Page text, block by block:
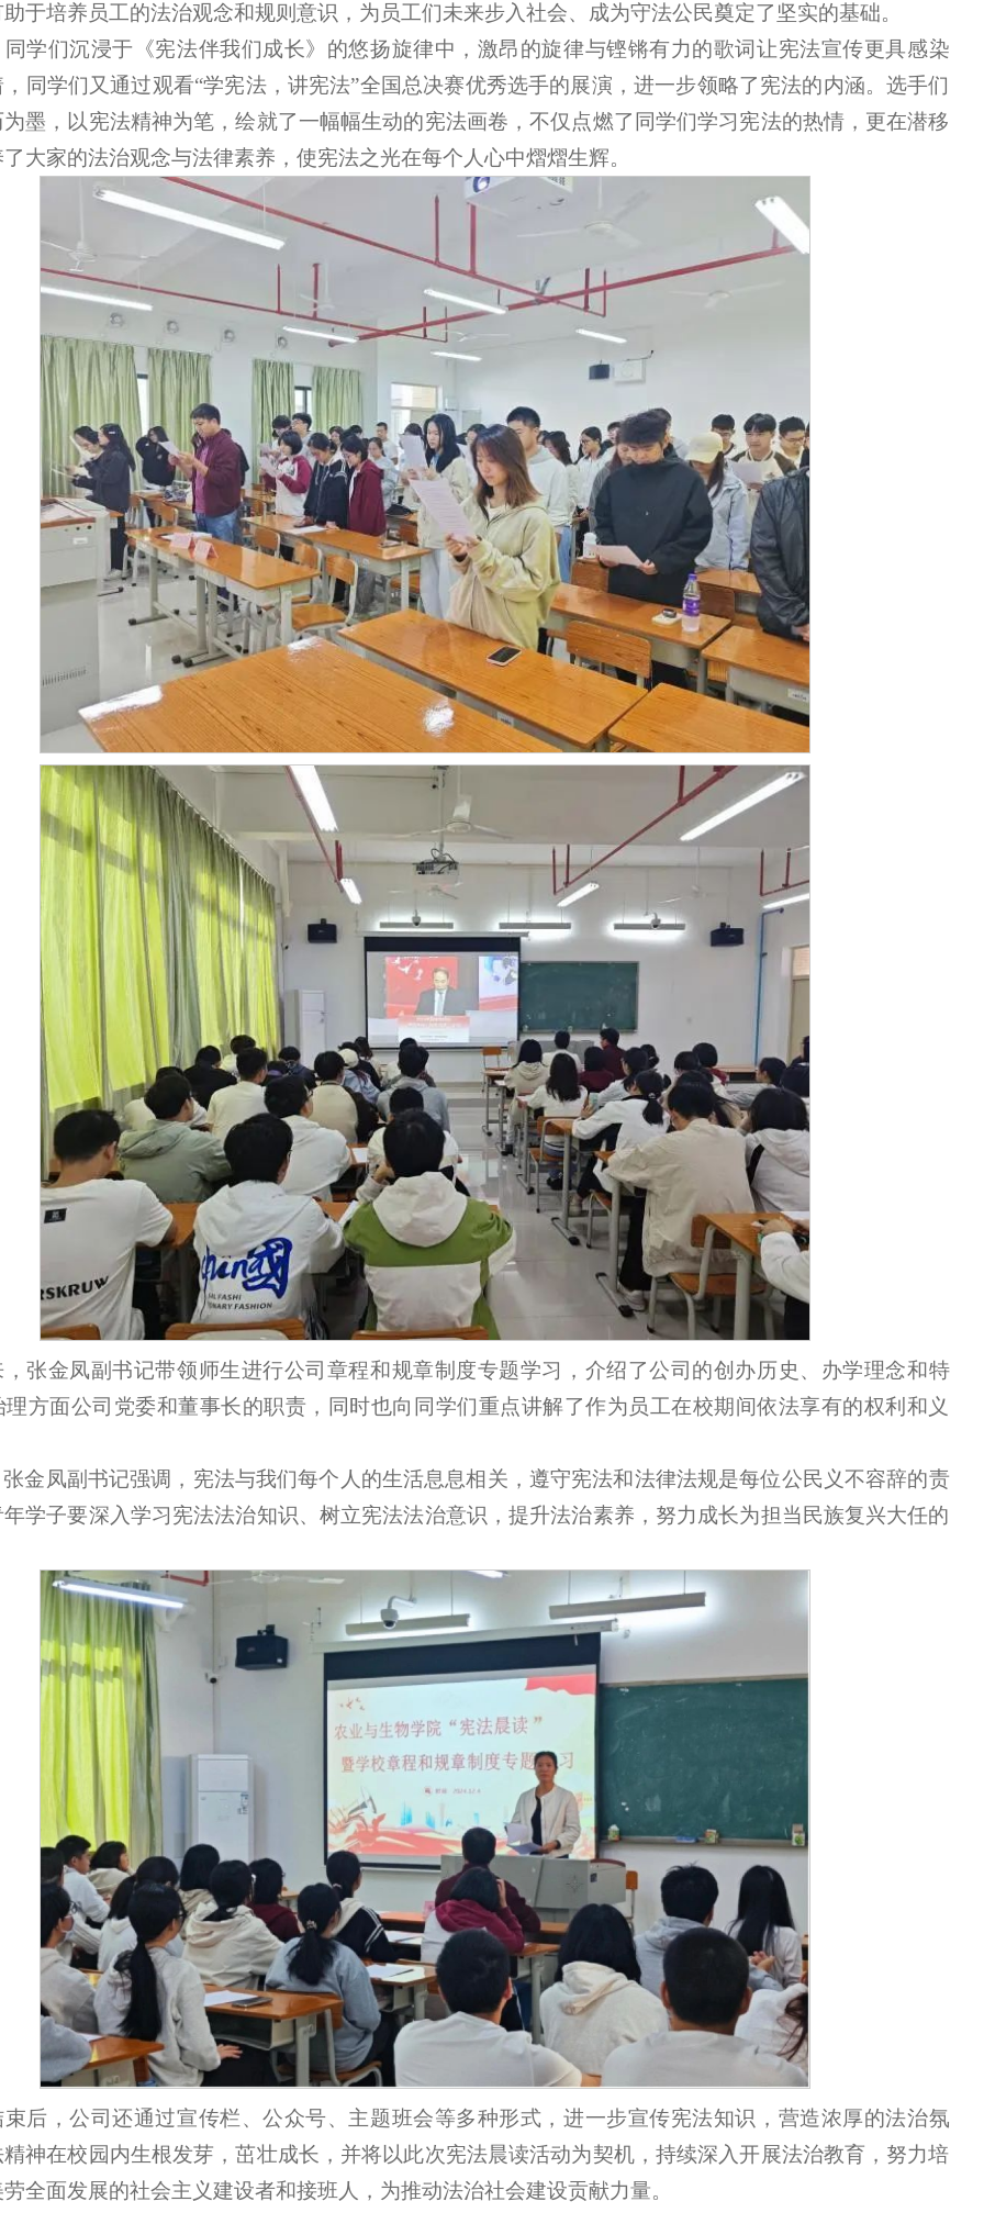
于培养员工的法治观念和规则意识，为员工们未来步入社会、成为守法公民奠定了坚实的基础。
学们沉浸于《宪法伴我们成长》的悠扬旋律中，激昂的旋律与铿锵有力的歌词让宪法宣传更具感染
同学们又通过观看“学宪法，讲宪法”全国总决赛优秀选手的展演，进一步领略了宪法的内涵。选手们
墨，以宪法精神为笔，绘就了一幅幅生动的宪法画卷，不仅点燃了同学们学习宪法的热情，更在潜移
大家的法治观念与法律素养，使宪法之光在每个人心中熠熠生辉。
张金凤副书记带领师生进行公司章程和规章制度专题学习，介绍了公司的创办历史、办学理念和特
理方面公司党委和董事长的职责，同时也向同学们重点讲解了作为员工在校期间依法享有的权利和义
金凤副书记强调，宪法与我们每个人的生活息息相关，遵守宪法和法律法规是每位公民义不容辞的责
学子要深入学习宪法法治知识、树立宪法法治意识，提升法治素养，努力成长为担当民族复兴大任的
后，公司还通过宣传栏、公众号、主题班会等多种形式，进一步宣传宪法知识，营造浓厚的法治氛
神在校园内生根发芽，茁壮成长，并将以此次宪法晨读活动为契机，持续深入开展法治教育，努力培
全面发展的社会主义建设者和接班人，为推动法治社会建设贡献力量。